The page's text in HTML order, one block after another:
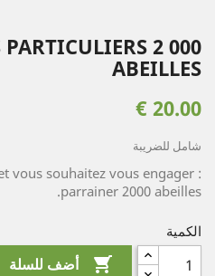
2 000
ABEILLES
20.00 €
شامل للضريبة
vous souhaitez vous engager :
parrainer 2000 abeilles.
الكمية
 أضف للسلة